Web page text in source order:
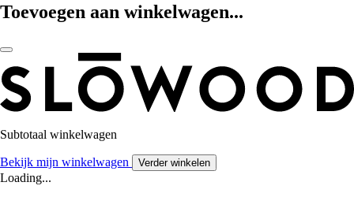
Toevoegen aan winkelwagen...
Subtotaal winkelwagen
Bekijk mijn winkelwagen Verder winkelen
Loading...